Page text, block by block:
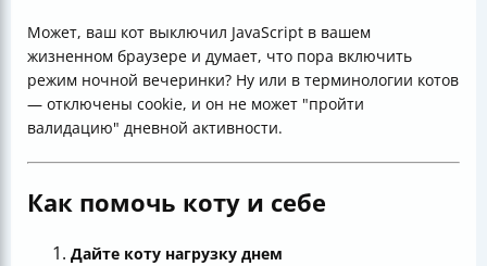
Может, ваш кот выключил JavaScript в вашем
жизненном браузере и думает, что пора включить
режим ночной вечеринки? Ну или в терминологии котов
— отключены cookie, и он не может "пройти
валидацию" дневной активности.
Как помочь коту и себе
Дайте коту нагрузку днем